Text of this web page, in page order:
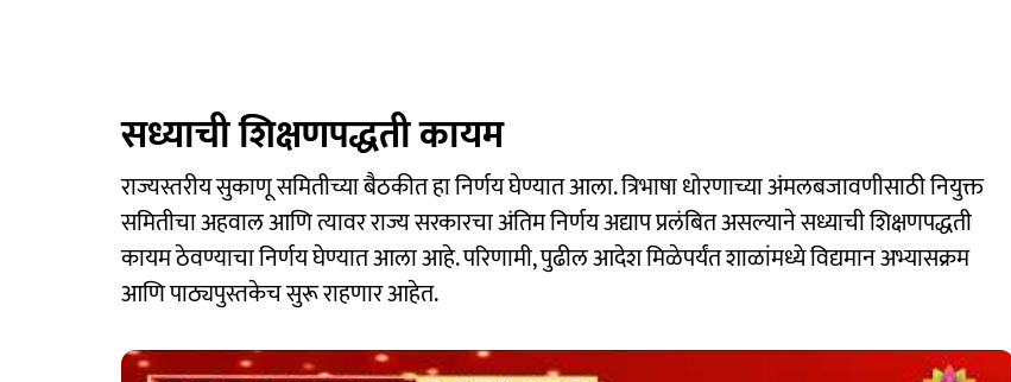
सध्याची शिक्षणपद्धती कायम
राज्यस्तरीय सुकाणू समितीच्या बैठकीत हा निर्णय घेण्यात आला. त्रिभाषा धोरणाच्या अंमलबजावणीसाठी नियुक्त
समितीचा अहवाल आणि त्यावर राज्य सरकारचा अंतिम निर्णय अद्याप प्रलंबित असल्याने सध्याची शिक्षणपद्धती
कायम ठेवण्याचा निर्णय घेण्यात आला आहे. परिणामी, पुढील आदेश मिळेपर्यंत शाळांमध्ये विद्यमान अभ्यासक्रम
आणि पाठ्यपुस्तकेच सुरू राहणार आहेत.